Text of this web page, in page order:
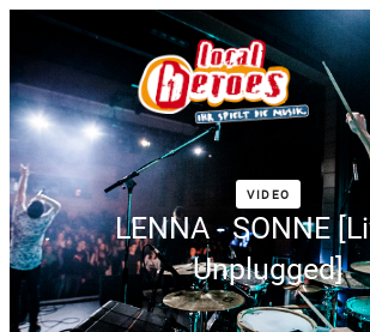
VIDEO
LENNA - SONNE
Unplugged]